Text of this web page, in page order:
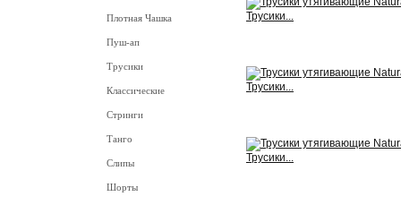
Плотная Чашка
Пуш-ап
Трусики
Классические
Стринги
Танго
Слипы
Шорты
Трусики...
Трусики...
Трусики...